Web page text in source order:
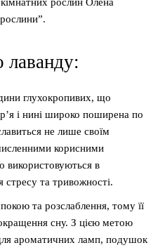
лаванду:
глухокропивих, що
і нині широко поширена по
не лише своїм
корисними
використовуються в
стресу та тривожності.
та розслаблення, тому її
сну. З цією метою
ароматичних ламп, подушок